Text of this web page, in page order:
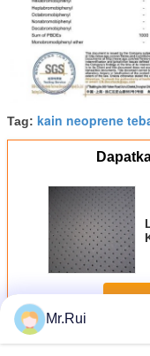
Tag: kain neoprene
LebihNeoprene
Mr.Rui